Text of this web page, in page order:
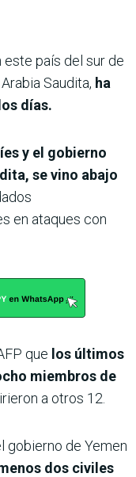
país del sur de
Saudita, ha
días.
y el gobierno
se vino abajo
en ataques con
que los últimos
miembros de
a otros 12.
gobierno de Yemen
dos civiles